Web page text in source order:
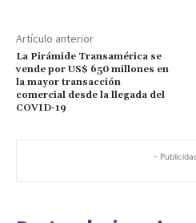
Artículo anterior
La Pirámide Transamérica se
vende por US$ 650 millones en
la mayor transacción
comercial desde la llegada del
COVID-19
-